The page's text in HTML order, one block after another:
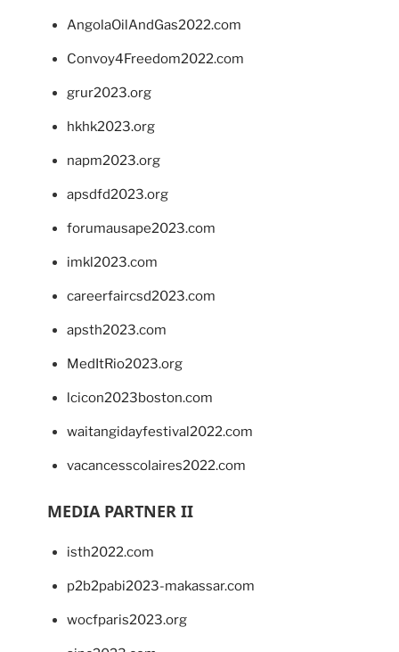
AngolaOilAndGas2022.com
Convoy4Freedom2022.com
grur2023.org
hkhk2023.org
napm2023.org
apsdfd2023.org
forumausape2023.com
imkl2023.com
careerfaircsd2023.com
apsth2023.com
MedItRio2023.org
lcicon2023boston.com
waitangidayfestival2022.com
vacancesscolaires2022.com
MEDIA PARTNER II
isth2022.com
p2b2pabi2023-makassar.com
wocfparis2023.org